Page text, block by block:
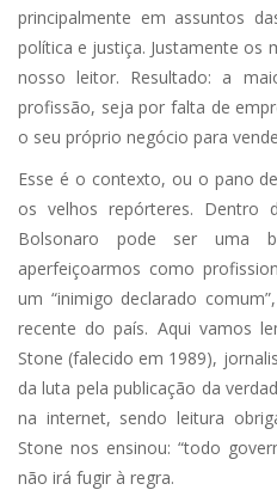
principalmente em assuntos
política e justiça. Justamente os
nosso leitor. Resultado: a
profissão, seja por falta de
o seu próprio negócio para
Esse é o contexto, ou o pano
os velhos repórteres. Dentro
Bolsonaro pode ser uma
aperfeiçoarmos como
um “inimigo declarado
recente do país. Aqui vamos
Stone (falecido em 1989),
da luta pela publicação da
na internet, sendo leitura
Stone nos ensinou: “todo
não irá fugir à regra.